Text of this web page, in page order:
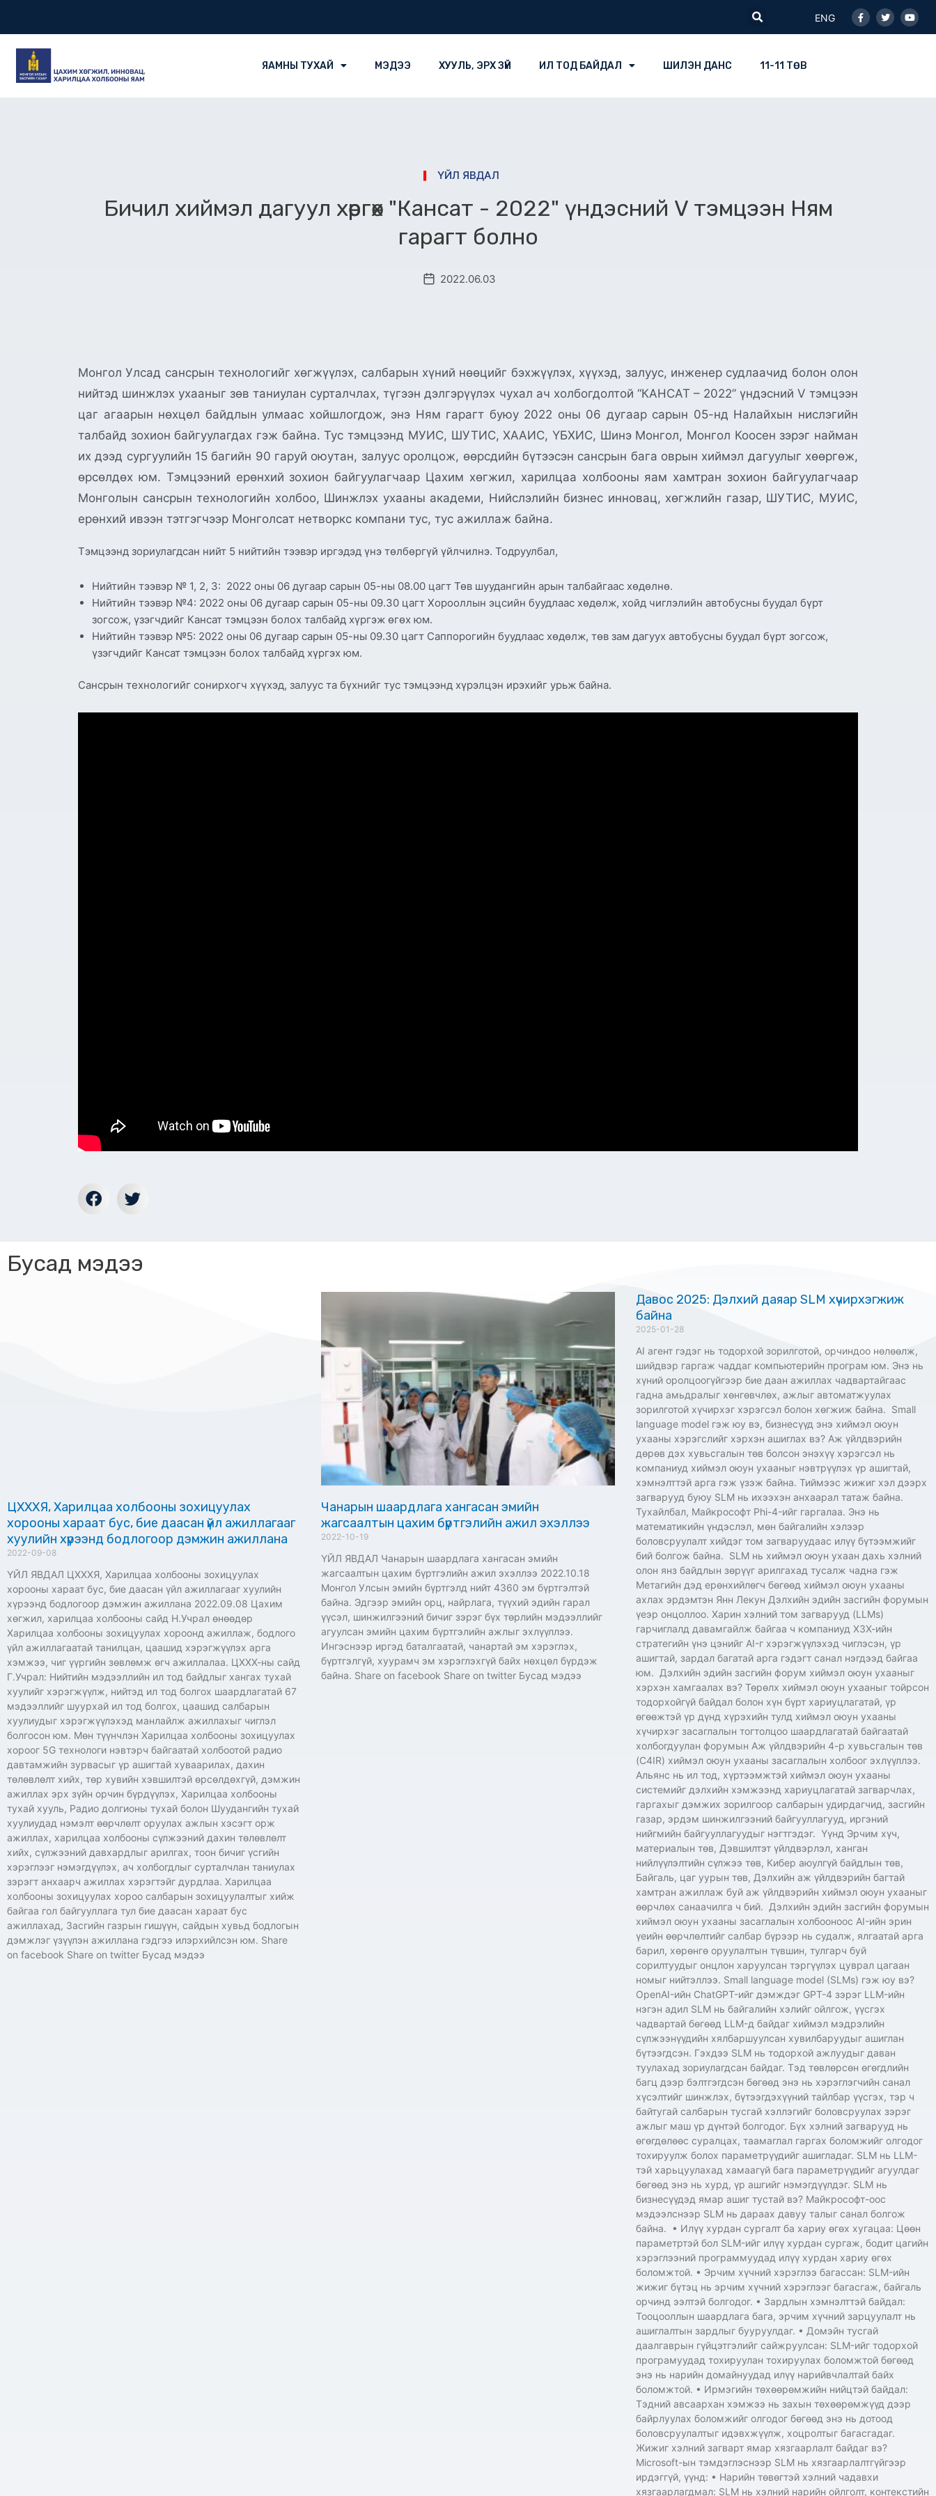
Search
ENG
f
ЯАМНЫ ТУХАЙ МЭДЭЭ ХУУЛЬ, ЭРХ ЗҮЙ ИЛ ТОД БАЙДАЛ ШИЛЭН ДАНС 11-11 ТӨВ
ҮЙЛ ЯВДАЛ
Бичил хиймэл дагуул хөөргөх "Кансат - 2022" үндэсний V тэмцээн Ням
гарагт болно
2022.06.03
Монгол Улсад сансрын технологийг хөгжүүлэх, салбарын хүний нөөцийг бэхжүүлэх, хүүхэд, залуус, инженер судлаачид болон олон
нийтэд шинжлэх ухааныг зөв таниулан сурталчлах, түгээн дэлгэрүүлэх чухал ач холбогдолтой “КАНСАТ – 2022” үндэсний V тэмцээн
цаг агаарын нөхцөл байдлын улмаас хойшлогдож, энэ Ням гарагт буюу 2022 оны 06 дугаар сарын 05-нд Налайхын нислэгийн
талбайд зохион байгуулагдах гэж байна. Тус тэмцээнд МУИС, ШУТИС, ХААИС, ҮБХИС, Шинэ Монгол, Монгол Коосен зэрэг найман
их дээд сургуулийн 15 багийн 90 гаруй оюутан, залуус оролцож, өөрсдийн бүтээсэн сансрын бага оврын хиймэл дагуулыг хөөргөж,
өрсөлдөх юм. Тэмцээний ерөнхий зохион байгуулагчаар Цахим хөгжил, харилцаа холбооны яам хамтран зохион байгуулагчаар
Монголын сансрын технологийн холбоо, Шинжлэх ухааны академи, Нийслэлийн бизнес инновац, хөгжлийн газар, ШУТИС, МУИС,
ерөнхий ивээн тэтгэгчээр Монголсат нетворкс компани тус, тус ажиллаж байна.
Тэмцээнд зориулагдсан нийт 5 нийтийн тээвэр иргэдэд үнэ төлбөргүй үйлчилнэ. Тодруулбал,
Нийтийн тээвэр № 1, 2, 3: 2022 оны 06 дугаар сарын 05-ны 08.00 цагт Төв шуудангийн арын талбайгаас хөдөлнө.
Нийтийн тээвэр №4: 2022 оны 06 дугаар сарын 05-ны 09.30 цагт Хорооллын эцсийн буудлаас хөдөлж, хойд чиглэлийн автобусны буудал бүрт
зогсож, үзэгчдийг Кансат тэмцээн болох талбайд хүргэж өгөх юм.
Нийтийн тээвэр №5: 2022 оны 06 дугаар сарын 05-ны 09.30 цагт Саппорогийн буудлаас хөдөлж, төв зам дагуух автобусны буудал бүрт зогсож,
үзэгчдийг Кансат тэмцээн болох талбайд хүргэх юм.
Сансрын технологийг сонирхогч хүүхэд, залуус та бүхнийг тус тэмцээнд хүрэлцэн ирэхийг урьж байна.
Бусад мэдээ
ЦХХХЯ, Харилцаа холбооны зохицуулах
хорооны хараат бус, бие даасан үйл ажиллагааг
хуулийн хүрээнд бодлогоор дэмжин ажиллана
2022-09-08
ҮЙЛ ЯВДАЛ ЦХХХЯ, Харилцаа холбооны зохицуулах
хорооны хараат бус, бие даасан үйл ажиллагааг хуулийн
хүрээнд бодлогоор дэмжин ажиллана 2022.09.08 Цахим
хөгжил, харилцаа холбооны сайд Н.Учрал өнөөдөр
Харилцаа холбооны зохицуулах хороонд ажиллаж, бодлого
үйл ажиллагаатай танилцан, цаашид хэрэгжүүлэх арга
хэмжээ, чиг үүргийн зөвлөмж өгч ажиллалаа. ЦХХХ-ны сайд
Г.Учрал: Нийтийн мэдээллийн ил тод байдлыг хангах тухай
хуулийг хэрэгжүүлж, нийтэд ил тод болгох шаардлагатай 67
мэдээллийг шуурхай ил тод болгох, цаашид салбарын
хуулиудыг хэрэгжүүлэхэд манлайлж ажиллахыг чиглэл
болгосон юм. Мөн түүнчлэн Харилцаа холбооны зохицуулах
хороог 5G технологи нэвтэрч байгаатай холбоотой радио
давтамжийн зурвасыг үр ашигтай хуваарилах, дахин
төлөвлөлт хийх, төр хувийн хэвшилтэй өрсөлдөхгүй, дэмжин
ажиллах эрх зүйн орчин бүрдүүлэх, Харилцаа холбооны
тухай хууль, Радио долгионы тухай болон Шуудангийн тухай
хуулиудад нэмэлт өөрчлөлт оруулах ажлын хэсэгт орж
ажиллах, харилцаа холбооны сүлжээний дахин төлөвлөлт
хийх, сүлжээний давхардлыг арилгах, тоон бичиг үсгийн
хэрэглээг нэмэгдүүлэх, ач холбогдлыг сурталчлан таниулах
зэрэгт анхаарч ажиллах хэрэгтэйг дурдлаа. Харилцаа
холбооны зохицуулах хороо салбарын зохицуулалтыг хийж
байгаа гол байгууллага тул бие даасан хараат бус
ажиллахад, Засгийн газрын гишүүн, сайдын хувьд бодлогын
дэмжлэг үзүүлэн ажиллана гэдгээ илэрхийлсэн юм. Share
on facebook Share on twitter Бусад мэдээ
Чанарын шаардлага хангасан эмийн
жагсаалтын цахим бүртгэлийн ажил эхэллээ
2022-10-19
ҮЙЛ ЯВДАЛ Чанарын шаардлага хангасан эмийн
жагсаалтын цахим бүртгэлийн ажил эхэллээ 2022.10.18
Монгол Улсын эмийн бүртгэлд нийт 4360 эм бүртгэлтэй
байна. Эдгээр эмийн орц, найрлага, түүхий эдийн гарал
үүсэл, шинжилгээний бичиг зэрэг бүх төрлийн мэдээллийг
агуулсан эмийн цахим бүртгэлийн ажлыг эхлүүллээ.
Ингэснээр иргэд баталгаатай, чанартай эм хэрэглэх,
бүртгэлгүй, хуурамч эм хэрэглэхгүй байх нөхцөл бүрдэж
байна. Share on facebook Share on twitter Бусад мэдээ
Давос 2025: Дэлхий даяар SLM хүчирхэгжиж
байна
2025-01-28
AI агент гэдэг нь тодорхой зорилготой, орчиндоо нөлөөлж,
шийдвэр гаргаж чаддаг компьютерийн програм юм. Энэ нь
хүний ​​оролцоогүйгээр бие даан ажиллах чадвартайгаас
гадна ​​амьдралыг хөнгөвчлөх, ажлыг автоматжуулах
зорилготой хүчирхэг хэрэгсэл болон хөгжиж байна. Small
language model гэж юу вэ, бизнесүүд энэ хиймэл оюун
ухааны хэрэгслийг хэрхэн ашиглах вэ? Аж үйлдвэрийн
дөрөв дэх хувьсгалын төв болсон энэхүү хэрэгсэл нь
компаниуд хиймэл оюун ухааныг нэвтрүүлэх үр ашигтай,
хэмнэлттэй арга гэж үзэж байна. Тиймээс жижиг хэл дээрх
загварууд буюу SLM нь ихээхэн анхаарал татаж байна.
Тухайлбал, Майкрософт Phi-4-ийг гаргалаа. Энэ нь
математикийн үндэслэл, мөн байгалийн хэлээр
боловсруулалт хийдэг том загваруудаас илүү бүтээмжийг
бий болгож байна. SLM нь хиймэл оюун ухаан дахь хэлний
олон янз байдлын зөрүүг арилгахад тусалж чадна гэж
Метагийн дэд ерөнхийлөгч бөгөөд хиймэл оюун ухааны
ахлах эрдэмтэн Янн Лекун Дэлхийн эдийн засгийн форумын
үеэр онцоллоо. Харин хэлний том загварууд (LLMs)
гарчиглалд давамгайлж байгаа ч компаниуд ХЗХ-ийн
стратегийн үнэ цэнийг AI-г хэрэгжүүлэхэд чиглэсэн, үр
ашигтай, зардал багатай арга гэдэгт санал нэгдээд байгаа
юм. Дэлхийн эдийн засгийн форум хиймэл оюун ухааныг
хэрхэн хамгаалах вэ? Төрөлх хиймэл оюун ухааныг тойрсон
тодорхойгүй байдал болон хүн бүрт хариуцлагатай, үр
өгөөжтэй үр дүнд хүрэхийн тулд хиймэл оюун ухааны
хүчирхэг засаглалын тогтолцоо шаардлагатай байгаатай
холбогдуулан форумын Аж үйлдвэрийн 4-р хувьсгалын төв
(C4IR) хиймэл оюун ухааны засаглалын холбоог эхлүүллээ.
Альянс нь ил тод, хүртээмжтэй хиймэл оюун ухааны
системийг дэлхийн хэмжээнд хариуцлагатай загварчлах,
гаргахыг дэмжих зорилгоор салбарын удирдагчид, засгийн
газар, эрдэм шинжилгээний байгууллагууд, иргэний
нийгмийн байгууллагуудыг нэгтгэдэг. Үүнд Эрчим хүч,
материалын төв, Дэвшилтэт үйлдвэрлэл, ханган
нийлүүлэлтийн сүлжээ төв, Кибер аюулгүй байдлын төв,
Байгаль, цаг уурын төв, Дэлхийн аж үйлдвэрийн багтай
хамтран ажиллаж буй аж үйлдвэрийн хиймэл оюун ухааныг
өөрчлөх санаачилга ч бий. Дэлхийн эдийн засгийн форумын
хиймэл оюун ухааны засаглалын холбооноос AI-ийн эрин
үеийн өөрчлөлтийг салбар бүрээр нь судалж, ялгаатай арга
барил, хөрөнгө оруулалтын түвшин, тулгарч буй
сорилтуудыг онцлон харуулсан тэргүүлэх цуврал цагаан
номыг нийтэллээ. Small language model (SLMs) гэж юу вэ?
OpenAI-ийн ChatGPT-ийг дэмждэг GPT-4 зэрэг LLM-ийн
нэгэн адил SLM нь байгалийн хэлийг ойлгож, үүсгэх
чадвартай бөгөөд LLM-д байдаг хиймэл мэдрэлийн
сүлжээнүүдийн хялбаршуулсан хувилбаруудыг ашиглан
бүтээгдсэн. Гэхдээ SLM нь тодорхой ажлуудыг даван
туулахад зориулагдсан байдаг. Тэд төвлөрсөн өгөгдлийн
багц дээр бэлтгэгдсэн бөгөөд энэ нь хэрэглэгчийн санал
хүсэлтийг шинжлэх, бүтээгдэхүүний тайлбар үүсгэх, тэр ч
байтугай салбарын тусгай хэллэгийг боловсруулах зэрэг
ажлыг маш үр дүнтэй болгодог. Бүх хэлний загварууд нь
өгөгдөлөөс суралцах, таамаглал гаргах боломжийг олгодог
тохируулж болох параметрүүдийг ашигладаг. SLM нь LLM-
тэй харьцуулахад хамаагүй бага параметрүүдийг агуулдаг
бөгөөд энэ нь хурд, үр ашгийг нэмэгдүүлдэг. SLM нь
бизнесүүдэд ямар ашиг тустай вэ? Майкрософт-оос
мэдээлснээр SLM нь дараах давуу талыг санал болгож
байна. • Илүү хурдан сургалт ба хариу өгөх хугацаа: Цөөн
параметртэй бол SLM-ийг илүү хурдан сургаж, бодит цагийн
хэрэглээний программуудад илүү хурдан хариу өгөх
боломжтой. • Эрчим хүчний хэрэглээ багассан: SLM-ийн
жижиг бүтэц нь эрчим хүчний хэрэглээг багасгаж, байгаль
орчинд ээлтэй болгодог. • Зардлын хэмнэлттэй байдал:
Тооцооллын шаардлага бага, эрчим хүчний зарцуулалт нь
ашиглалтын зардлыг бууруулдаг. • Домэйн тусгай
даалгаврын гүйцэтгэлийг сайжруулсан: SLM-ийг тодорхой
програмуудад тохируулан тохируулах боломжтой бөгөөд
энэ нь нарийн домайнуудад илүү нарийвчлалтай байх
боломжтой. • Ирмэгийн төхөөрөмжийн нийцтэй байдал:
Тэдний авсаархан хэмжээ нь захын төхөөрөмжүүд дээр
байрлуулах боломжийг олгодог бөгөөд энэ нь дотоод
боловсруулалтыг идэвхжүүлж, хоцролтыг багасгадаг.
Жижиг хэлний загварт ямар хязгаарлалт байдаг вэ?
Microsoft-ын тэмдэглэснээр SLM нь хязгаарлалтгүйгээр
ирдэггүй, үүнд: • Нарийн төвөгтэй хэлний чадавхи
хязгаарлагдмал: SLM нь хэлний нарийн ойлголт, контекстийн